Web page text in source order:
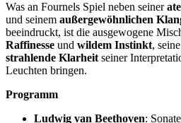
Was an Fournels Spiel neben seiner
und seinem außergewöhnlichen
beeindruckt, ist die ausgewogene
Raffinesse und wildem Instinkt, seine
strahlende Klarheit seiner
Leuchten bringen.
Programm
Ludwig van Beethoven: